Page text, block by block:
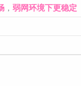
， 弱网环境下更稳定